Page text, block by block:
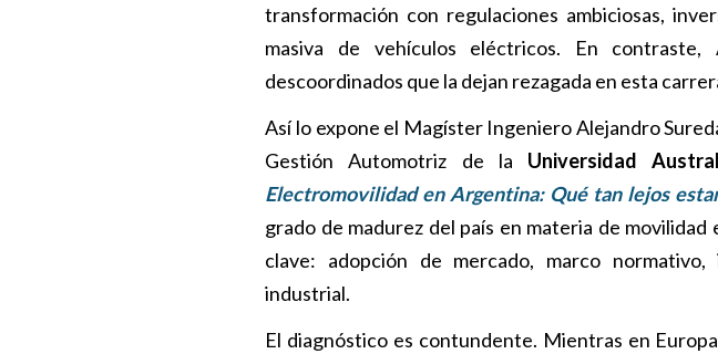
transformación con regulaciones ambiciosas,
masiva de vehículos eléctricos. En
descoordinados que la dejan rezagada en esta
Así lo expone el Magíster Ingeniero Alejandro
Gestión Automotriz de la Universidad Austral
Electromovilidad en Argentina: Qué tan lejos
grado de madurez del país en materia de
clave: adopción de mercado, marco
industrial.
El diagnóstico es contundente. Mientras en